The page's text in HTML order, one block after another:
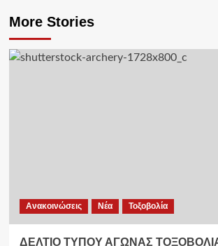
More Stories
Ανακοινώσεις Νέα Τοξοβολία
ΔΕΛΤΙΟ ΤΥΠΟΥ ΑΓΩΝΑΣ